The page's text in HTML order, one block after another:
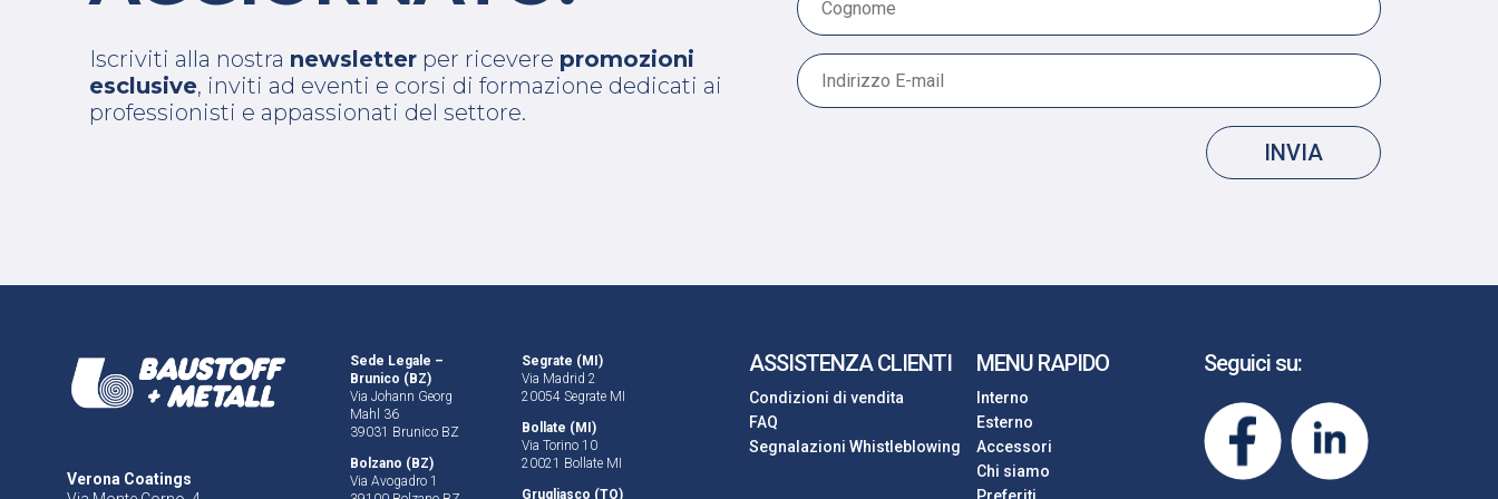
Iscriviti alla nostra newsletter per ricevere promozioni
esclusive, inviti ad eventi e corsi di formazione dedicati ai
professionisti e appassionati del settore.
INVIA
Verona Coatings
Sede Legale –
Brunico (BZ)
Via Johann Georg
Mahl 36
39031 Brunico BZ
Bolzano (BZ)
Via Avogadro 1
Segrate (MI)
Via Madrid 2
20054 Segrate MI
Bollate (MI)
Via Torino 10
20021 Bollate MI
Grugliasco (TO)
ASSISTENZA CLIENTI
Condizioni di vendita
FAQ
Segnalazioni Whistleblowing
MENU RAPIDO
Interno
Esterno
Accessori
Chi siamo
Seguici su: